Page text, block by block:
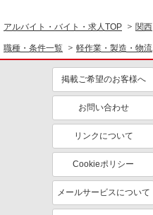
アルバイト・バイト・求人TOP 関西
職種・条件一覧 軽作業・製造・物流
掲載ご希望のお客様へ
お問い合わせ
リンクについて
Cookieポリシー
メールサービスについて